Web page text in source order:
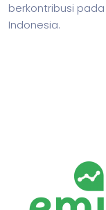
berkontribusi
Indonesia.